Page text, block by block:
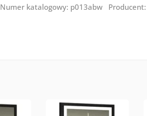
Numer katalogowy: p013abw Producent: